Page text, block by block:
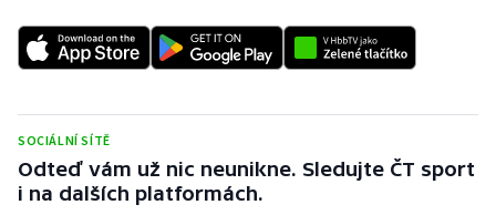
SOCIÁLNÍ SÍTĚ
Odteď vám už nic neunikne. Sledujte ČT sport
i na dalších platformách.